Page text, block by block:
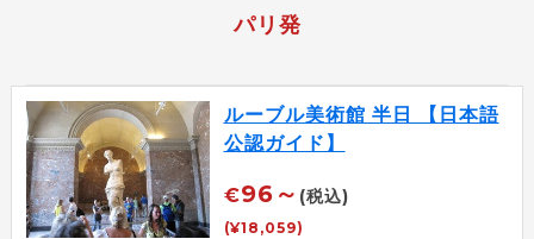
パリ発
ルーブル美術館 半日 【日本語
公認ガイド】
€96～ (税込)
(¥18,059)